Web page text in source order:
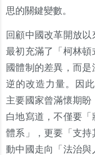
思的關鍵變數。
回顧中國改革開放
最初充滿了「柯林
國體制的差異，而
逆的改造力量。因
主要國家曾滿懷期
白地寫道，不僅要
體系」，更要「支
動中國走向「法治與